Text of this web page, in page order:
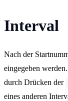
Interval
Nach der
eingegeben
durch Drücken der
eines anderen